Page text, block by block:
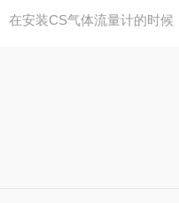
在安装CS气体流量计的时